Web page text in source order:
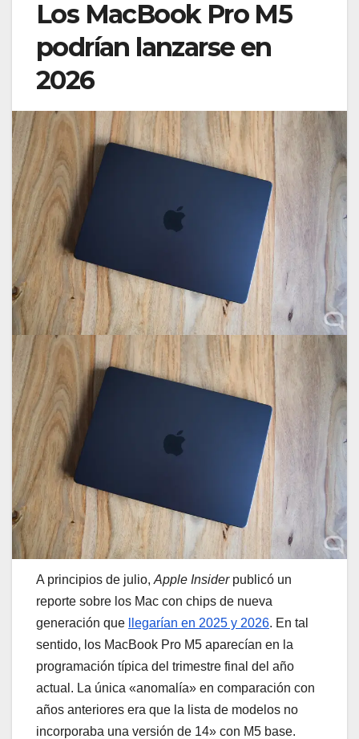
Los MacBook Pro M5
podrían lanzarse en
2026
A principios de julio,Apple Insiderpublicó un
reporte sobre los Mac con chips de nueva
generación que
llegarían en 2025 y 2026. En tal
sentido, los MacBook Pro M5 aparecían en la
programación típica del trimestre final del año
actual. La única «anomalía» en comparación con
años anteriores era que la lista de modelos no
incorporaba una versión de 14» con M5 base.